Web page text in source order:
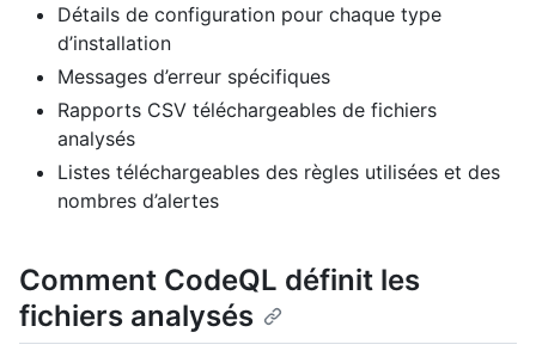
Détails de configuration pour chaque type
d’installation
Messages d’erreur spécifiques
Rapports CSV téléchargeables de fichiers
analysés
Listes téléchargeables des règles utilisées et des
nombres d’alertes
Comment CodeQL définit les
fichiers analysés